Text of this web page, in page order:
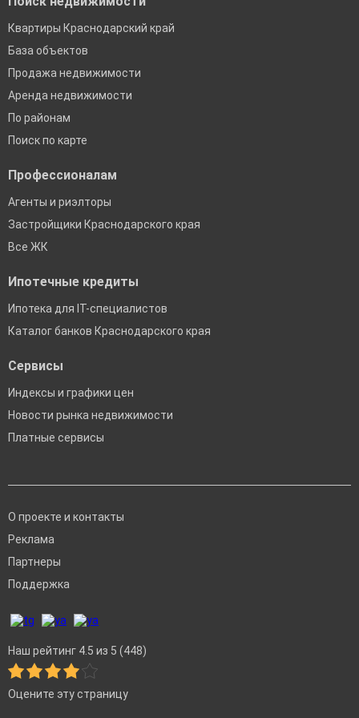
Квартиры Краснодарский край
База объектов
Продажа недвижимости
Аренда недвижимости
По районам
Поиск по карте
Профессионалам
Агенты и риэлторы
Застройщики Краснодарского края
Все ЖК
Ипотечные кредиты
Ипотека для IT-специалистов
Каталог банков Краснодарского края
Сервисы
Индексы и графики цен
Новости рынка недвижимости
Платные сервисы
О проекте и контакты
Реклама
Партнеры
Поддержка
Наш рейтинг 4.5 из 5 (448)
Оцените эту страницу